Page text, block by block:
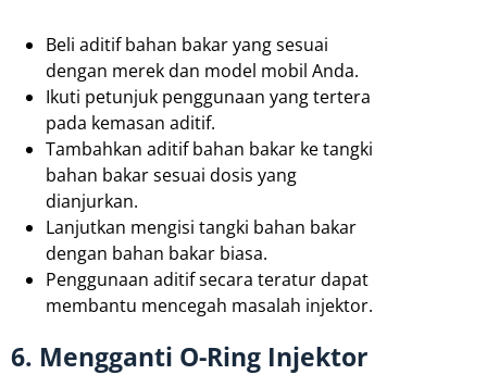
Beli aditif bahan bakar yang sesuai
dengan merek dan model mobil Anda.
Ikuti petunjuk penggunaan yang tertera
pada kemasan aditif.
Tambahkan aditif bahan bakar ke tangki
bahan bakar sesuai dosis yang
dianjurkan.
Lanjutkan mengisi tangki bahan bakar
dengan bahan bakar biasa.
Penggunaan aditif secara teratur dapat
membantu mencegah masalah injektor.
6. Mengganti O-Ring Injektor